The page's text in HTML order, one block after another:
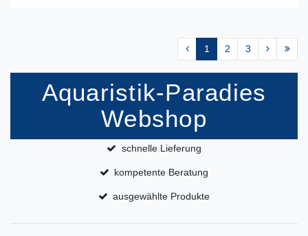
1 2 3
Aquaristik-Paradies
Webshop
schnelle Lieferung
kompetente Beratung
ausgewählte Produkte